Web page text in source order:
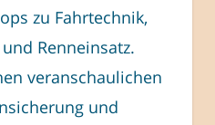
zu Fahrtechnik,
Renneinsatz.
veranschaulichen
und